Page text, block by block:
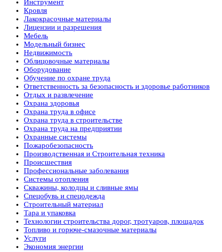
Инструмент
Кровля
Лакокрасочные материалы
Лицензии и разрешения
Мебель
Модельный бизнес
Недвижимость
Облицовочные материалы
Оборудование
Обучение по охране труда
Ответственность за безопасность и здоровье работников
Отдых и развлечение
Охрана здоровья
Охрана труда в офисе
Охрана труда в строительстве
Охрана труда на предприятии
Охранные системы
Пожаробезопасность
Производственная и Строительная техника
Происшествия
Профессиональные заболевания
Системы отопления
Скважины, колодцы и сливные ямы
Спецобувь и спецодежда
Строительный материал
Тара и упаковка
Технологии строительства дорог, тротуаров, площадок
Топливо и горюче-смазочные материалы
Услуги
Экономия энергии